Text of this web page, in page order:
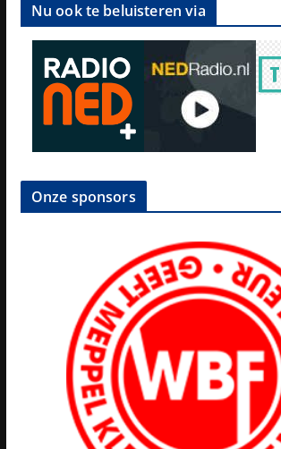
Nu ook te beluisteren via
Onze sponsors